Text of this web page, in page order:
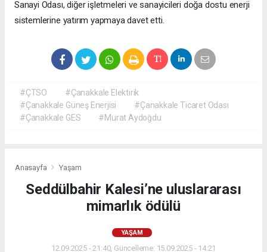
Sanayi Odası, diğer işletmeleri ve sanayicileri doğa dostu enerji
sistemlerine yatırım yapmaya davet etti.
#ÇTSO
#Çanakkale Elektirik
#Çanakkale Güneş Enerjisi
#Çanakkale Ticaret Odası
#Çanakkale GES
#Murat Aydoğdu
Anasayfa Yaşam
Seddülbahir Kalesi’ne uluslararası
mimarlık ödülü
YAŞAM
12.09.2025 - 21:40, Güncelleme: 15.09.2025 - 14:21